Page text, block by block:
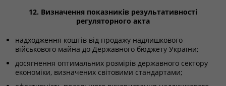
12. Визначення показників результативності
регуляторного акта
надходження коштів від продажу надлишкового
військового майна до Державного бюджету України;
досягнення оптимальних розмірів державного сектору
економіки, визначених світовими стандартами;